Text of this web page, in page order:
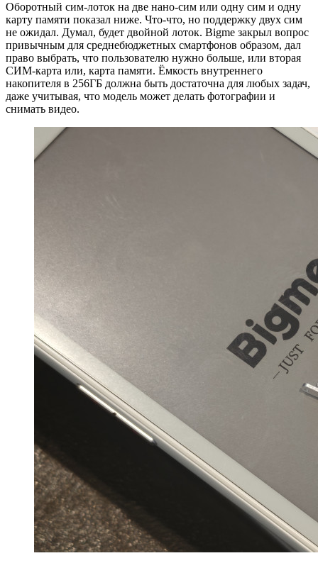
Оборотный сим-лоток на две нано-сим или одну сим и одну
карту памяти показал ниже. Что-что, но поддержку двух сим
не ожидал. Думал, будет двойной лоток. Bigme закрыл вопрос
привычным для среднебюджетных смартфонов образом, дал
право выбрать, что пользователю нужно больше, или вторая
СИМ-карта или, карта памяти. Ёмкость внутреннего
накопителя в 256ГБ должна быть достаточна для любых задач,
даже учитывая, что модель может делать фотографии и
снимать видео.